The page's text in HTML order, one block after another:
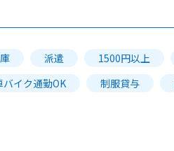
派遣 1500円以上
バイク通勤OK 制服貸与